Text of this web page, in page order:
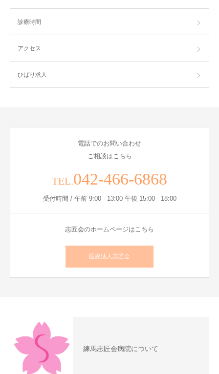
診療時間
アクセス
ひばり求人
電話でのお問い合わせ
ご相談はこちら
TEL.042-466-6868
受付時間 / 午前 9:00 - 13:00 午後 15:00 - 18:00
志匠会のホームページはこちら
医療法人志匠会
練馬志匠会病院について